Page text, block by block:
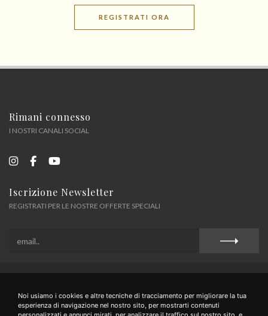
Noi usiamo i cookies e altre tecniche di tracciamento per migliorare la tua
esperienza di navigazione nel nostro sito, per mostrarti contenuti
REGISTRATI ORA
Rimani connesso
I NOSTRI CANALI SOCIAL
Iscrizione Newsletter
REGISTRATI PER LE NOSTRE OFFERTE SPECIALI